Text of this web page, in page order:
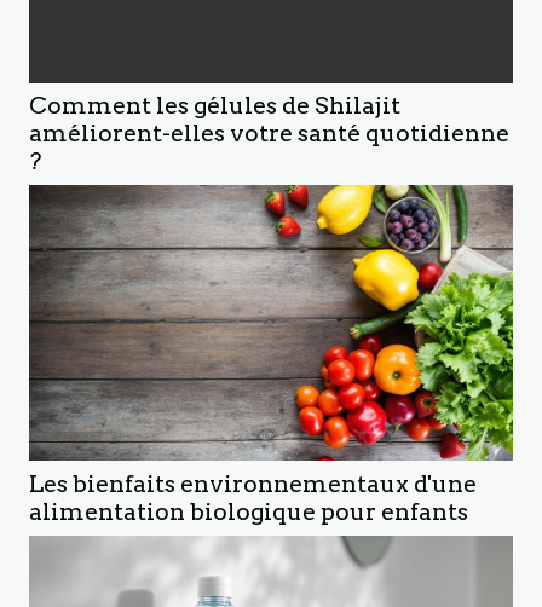
Comment les gélules de Shilajit
améliorent-elles votre santé quotidienne
?
Les bienfaits environnementaux d'une
alimentation biologique pour enfants